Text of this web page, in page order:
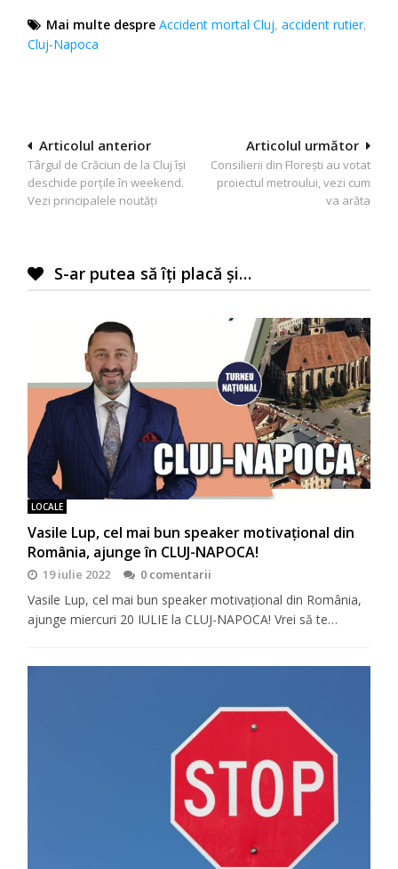
Mai multe despre Accident mortal Cluj,accident rutier,
Cluj-Napoca
Navigare
în
articole
Articolul următor
Consilierii din Florești au votat
proiectul metroului, vezi cum
va arăta
Articolul anterior
Târgul de Crăciun de la Cluj își
deschide porțile în weekend.
Vezi principalele noutăți
S-ar putea să îți placă și…
LOCALE
Vasile Lup, cel mai bun speaker motivaţional din
România, ajunge în CLUJ-NAPOCA!
19 iulie 2022 0 comentarii
Vasile Lup, cel mai bun speaker motivaţional din România,
ajunge miercuri 20 IULIE la CLUJ-NAPOCA! Vrei să te…